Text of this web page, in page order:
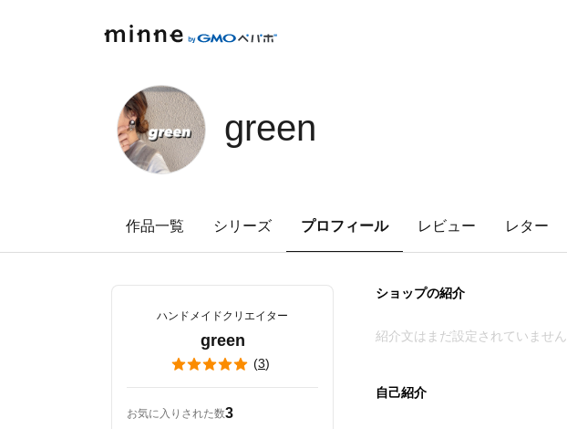
green
作品一覧 シリーズ プロフィール レビュー レター
ハンドメイドクリエイター
green
(3)
お気に入りされた数3
ショップの紹介
紹介文はまだ設定されていません
自己紹介